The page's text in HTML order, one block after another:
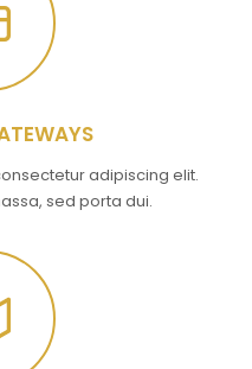
adipiscing elit.
sed porta dui.